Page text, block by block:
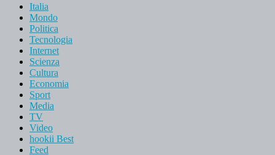
Italia
Mondo
Politica
Tecnologia
Internet
Scienza
Cultura
Economia
Sport
Media
TV
Video
hookii Best
Feed